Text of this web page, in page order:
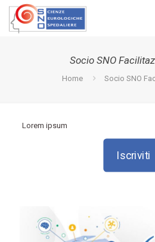
Socio SNO
Home Socio SNO
Lorem ipsum
Iscriviti